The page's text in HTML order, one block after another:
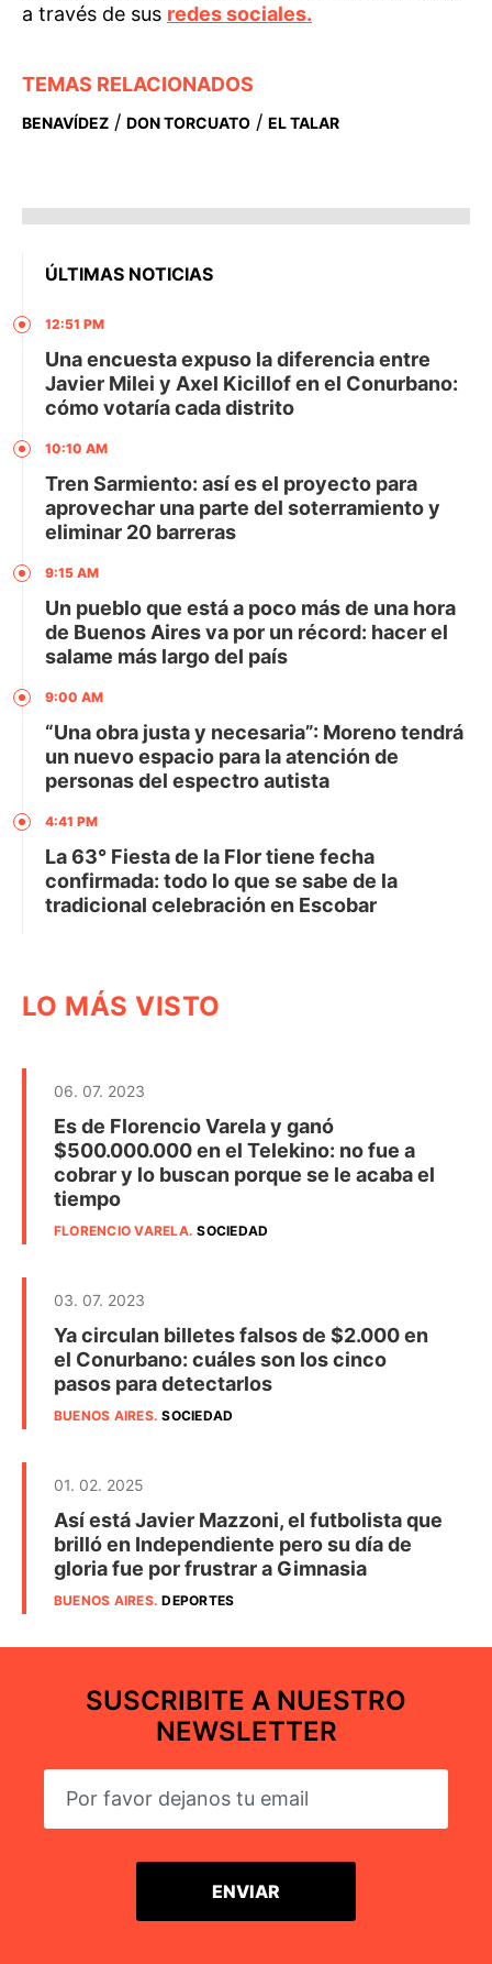
a través de sus redes sociales.
TEMAS RELACIONADOS
BENAVÍDEZ / DON TORCUATO / EL TALAR
ÚLTIMAS NOTICIAS
12:51 PM
Una encuesta expuso la diferencia entre
Javier Milei y Axel Kicillof en el Conurbano:
cómo votaría cada distrito
10:10 AM
Tren Sarmiento: así es el proyecto para
aprovechar una parte del soterramiento y
eliminar 20 barreras
9:15 AM
Un pueblo que está a poco más de una hora
de Buenos Aires va por un récord: hacer el
salame más largo del país
9:00 AM
“Una obra justa y necesaria”: Moreno tendrá
un nuevo espacio para la atención de
personas del espectro autista
4:41 PM
La 63° Fiesta de la Flor tiene fecha
confirmada: todo lo que se sabe de la
tradicional celebración en Escobar
LO MÁS VISTO
06. 07. 2023
Es de Florencio Varela y ganó
$500.000.000 en el Telekino: no fue a
cobrar y lo buscan porque se le acaba el
tiempo
FLORENCIO VARELA.SOCIEDAD
03. 07. 2023
Ya circulan billetes falsos de $2.000 en
el Conurbano: cuáles son los cinco
pasos para detectarlos
BUENOS AIRES.SOCIEDAD
01. 02. 2025
Así está Javier Mazzoni, el futbolista que
brilló en Independiente pero su día de
gloria fue por frustrar a Gimnasia
BUENOS AIRES.DEPORTES
SUSCRIBITE A NUESTRO
NEWSLETTER